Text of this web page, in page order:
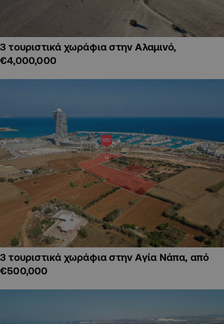
3 τουριστικά χωράφια στην Αλαμινό,
€4,000,000
3 τουριστικά χωράφια στην Αγία Νάπα, από
€500,000